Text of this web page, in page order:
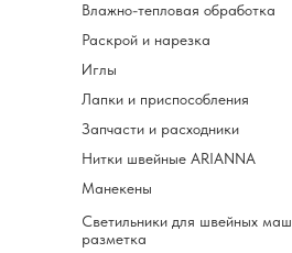
Лапки и приспособления
Светильники для швейных
разметка
Раскрой и нарезка
Нитки швейные ARIANNA
Влажно-тепловая обработка
Запчасти и расходники
Иглы
Манекены